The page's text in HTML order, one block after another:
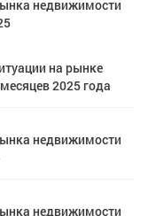
недвижимости
на рынке
2025 года
недвижимости
недвижимости